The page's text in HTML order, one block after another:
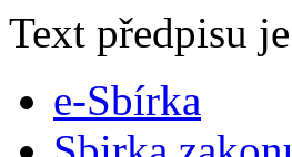
Text předpisu
e-Sbírka